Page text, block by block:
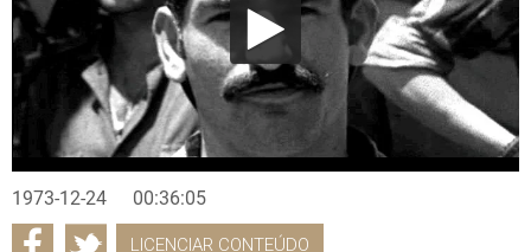
1973-12-24 00:36:05
LICENCIAR CONTEÚDO